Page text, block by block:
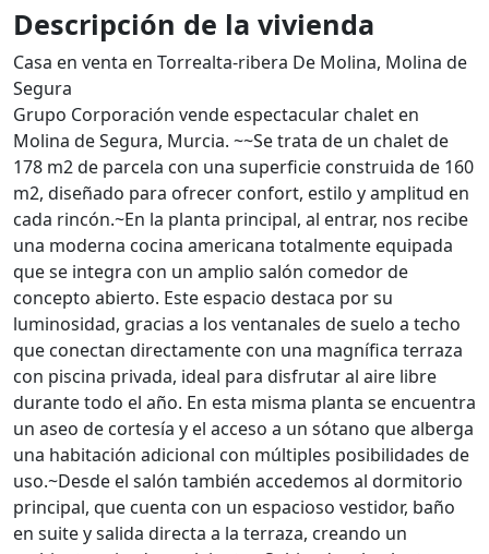
Descripción de la vivienda
Casa en venta en Torrealta-ribera De Molina, Molina de
Segura
Grupo Corporación vende espectacular chalet en
Molina de Segura, Murcia. ~~Se trata de un chalet de
178 m2 de parcela con una superficie construida de 160
m2, diseñado para ofrecer confort, estilo y amplitud en
cada rincón.~En la planta principal, al entrar, nos recibe
una moderna cocina americana totalmente equipada
que se integra con un amplio salón comedor de
concepto abierto. Este espacio destaca por su
luminosidad, gracias a los ventanales de suelo a techo
que conectan directamente con una magnífica terraza
con piscina privada, ideal para disfrutar al aire libre
durante todo el año. En esta misma planta se encuentra
un aseo de cortesía y el acceso a un sótano que alberga
una habitación adicional con múltiples posibilidades de
uso.~Desde el salón también accedemos al dormitorio
principal, que cuenta con un espacioso vestidor, baño
en suite y salida directa a la terraza, creando un